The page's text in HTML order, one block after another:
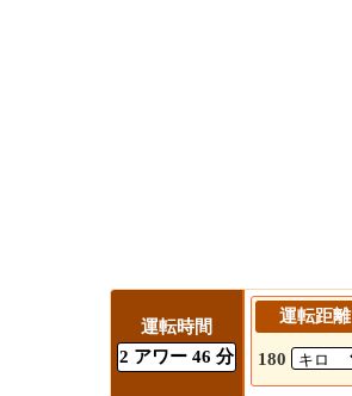
運転時間
2 アワー 46 分
運転距離
180